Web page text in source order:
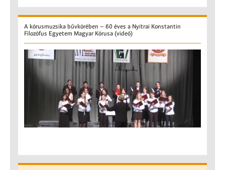
A kórusmuzsika bűvkörében – 60 éves a Nyitrai Konstantin
Filozófus Egyetem Magyar Kórusa (videó)